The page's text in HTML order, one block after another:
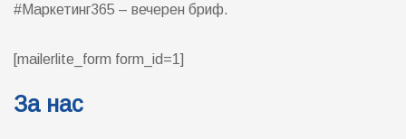
#Маркетинг365 – вечерен бриф.
[mailerlite_form form_id=1]
За нас